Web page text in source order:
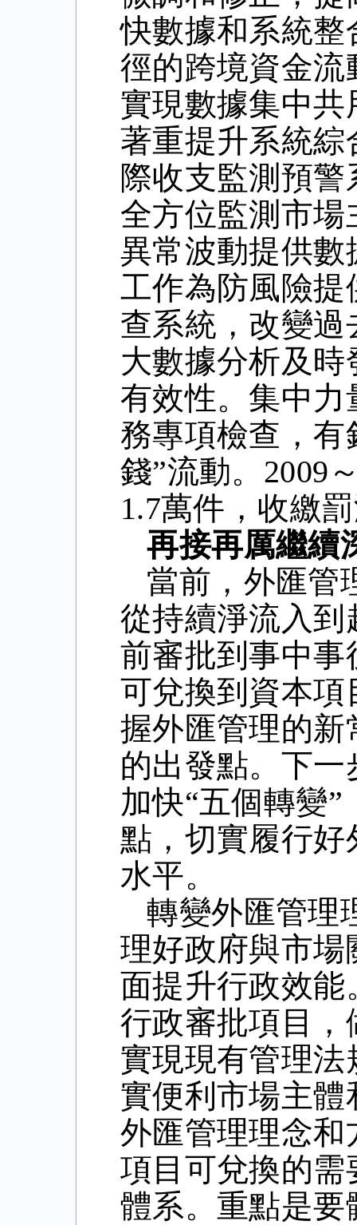
快數據和系統
徑的跨境資金
實現數據集中
著重提升系統
際收支監測預
全方位監測市
異常波動提供
工作為防風險
查系統，改變
大數據分析及
有效性。集中
務專項檢查，
錢”流動。2009
1.7萬件，收繳
再接再厲繼續
當前，外匯管
從持續淨流入
前審批到事中
可兌換到資本
握外匯管理的
的出發點。下
加快“五個轉變
點，切實履行
水平。
轉變外匯管理
理好政府與市
面提升行政效
行政審批項目
實現現有管理
實便利市場主
外匯管理理念和
項目可兌換的
體系。重點是